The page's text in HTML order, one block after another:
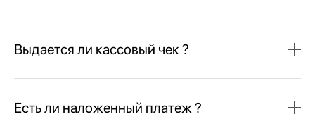
Выдается ли кассовый чек ?
Есть ли наложенный платеж ?